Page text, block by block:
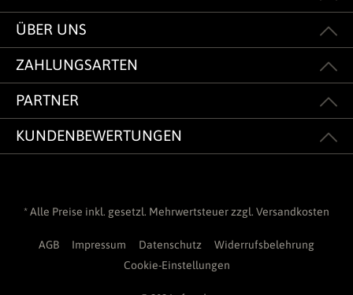
ÜBER UNS
ZAHLUNGSARTEN
PARTNER
KUNDENBEWERTUNGEN
* Alle Preise inkl. gesetzl. Mehrwertsteuer zzgl. Versandkosten
AGB Impressum Datenschutz
Widerrufsbelehrung
Cookie-Einstellungen